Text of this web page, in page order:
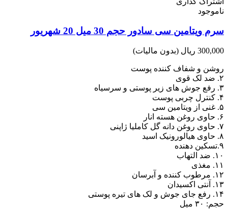
ناموجود
سرم ویتامین سی سادور حجم 30 میل 20 شهریور
300,000 ریال (بدون مالیات)
روشن و شفاف کننده پوست
۲. ضد لک قوی
۳. رفع جوش های زیر پوستی و سرسیاه
۴. کنترل چربی پوست
۵. غنی از ویتامین سی
۶. حاوی روغن هسته انار
۷. حاوی روغن دانه گل کاملیا ژاپنی
۸. حاوی هیالورونیک اسید
۹.تسکین دهنده
۱۰. ضد التهاب
۱۱. مغذی
۱۲. مرطوب کننده و آبرسان
۱۳. آنتی اکسیدان
۱۴. رفع جای جوش و لک های تیره پوستی
حجم: ۳۰ میل